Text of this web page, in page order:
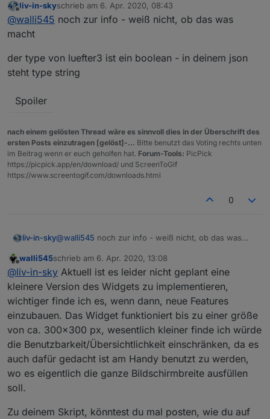
time-switch.0.schedule0
Offline
liv-in-skyschrieb am 6. Apr. 2020, 08:43
zuletzt editiert von
@walli545 noch zur info - weiß nicht, ob das was
macht
der type von luefter3 ist ein boolean - in deinem json
steht type string
Spoiler
nach einem gelösten Thread wäre es sinnvoll dies in der Überschrift des
ersten Posts einzutragen [gelöst]-... Bitte benutzt das Voting rechts unten
im Beitrag wenn er euch geholfen hat. Forum-Tools: PicPick
https://picpick.app/en/download/ und ScreenToGif
https://www.screentogif.com/downloads.html
0
liv-in-sky@walli545 noch zur info - weiß nicht, ob das was
der type von luefter3 ist ein boolean - in deinem json
steht type string
Spoiler
Offline
walli545schrieb am 6. Apr. 2020, 13:08
zuletzt editiert von
@liv-in-sky Aktuell ist es leider nicht geplant eine
kleinere Version des Widgets zu implementieren,
wichtiger finde ich es, wenn dann, neue Features
einzubauen. Das Widget funktioniert bis zu einer größe
von ca. 300x300 px, wesentlich kleiner finde ich würde
die Benutzbarkeit/Übersichtlichkeit einschränken, da es
auch dafür gedacht ist am Handy benutzt zu werden,
wo es eigentlich die ganze Bildschirmbreite ausfüllen
soll.
Zu deinem Skript, könntest du mal posten, wie du auf